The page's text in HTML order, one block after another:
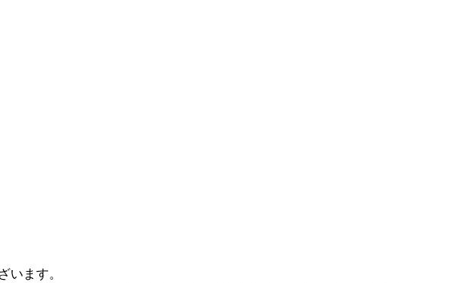
います。